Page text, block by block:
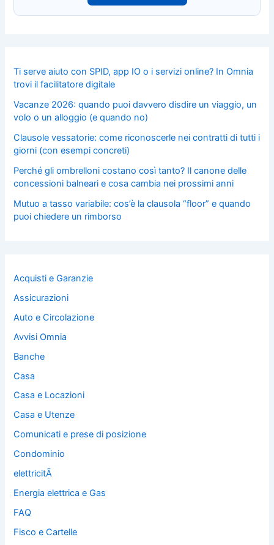
Ti serve aiuto con SPID, app IO o i servizi online? In Omnia
trovi il facilitatore digitale
Vacanze 2026: quando puoi davvero disdire un viaggio, un
volo o un alloggio (e quando no)
Clausole vessatorie: come riconoscerle nei contratti di tutti i
giorni (con esempi concreti)
Perché gli ombrelloni costano così tanto? Il canone delle
concessioni balneari e cosa cambia nei prossimi anni
Mutuo a tasso variabile: cos’è la clausola “floor” e quando
puoi chiedere un rimborso
Acquisti e Garanzie
Assicurazioni
Auto e Circolazione
Avvisi Omnia
Banche
Casa
Casa e Locazioni
Casa e Utenze
Comunicati e prese di posizione
Condominio
elettricitÃ
Energia elettrica e Gas
FAQ
Fisco e Cartelle